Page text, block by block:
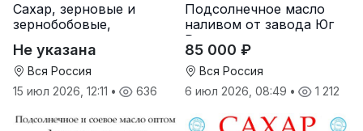
Сахар, зерновые и
зернобобовые,
корма
Не указана
Вся Россия
15 июл 2026, 12:11 • 636
Подсолнечное масло
наливом от завода Юг
Руси
85 000 ₽
Вся Россия
6 июл 2026, 08:49 • 1 212